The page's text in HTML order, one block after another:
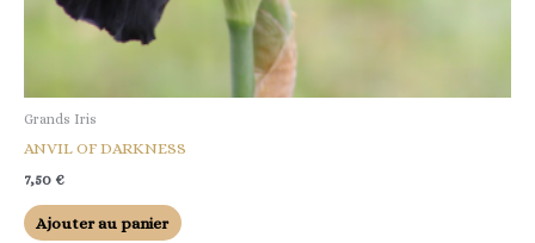
Grands Iris
ANVIL OF DARKNESS
7,50 €
Ajouter au panier